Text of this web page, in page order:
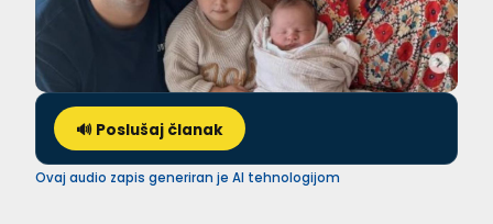
🔊 Poslušaj članak
Ovaj audio zapis generiran je AI tehnologijom